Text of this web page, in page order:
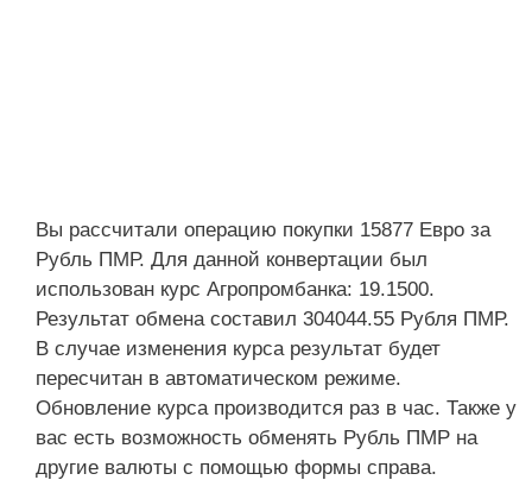
Вы рассчитали операцию покупки 15877 Евро за
Рубль ПМР. Для данной конвертации был
использован курс Агропромбанка: 19.1500.
Результат обмена составил 304044.55 Рубля ПМР.
В случае изменения курса результат будет
пересчитан в автоматическом режиме.
Обновление курса производится раз в час. Также у
вас есть возможность обменять Рубль ПМР на
другие валюты с помощью формы справа.